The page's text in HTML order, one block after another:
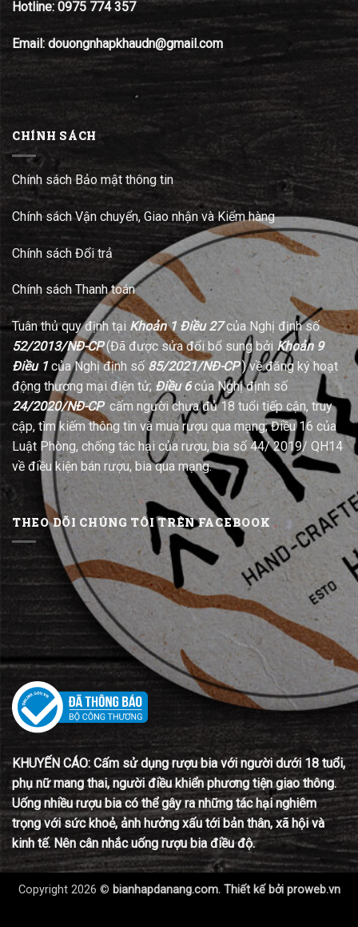
Hotline: 0975 774 357
Email: douongnhapkhaudn@gmail.com
CHÍNH SÁCH
Chính sách Bảo mật thông tin
Chính sách Vận chuyển, Giao nhận và Kiểm hàng
Chính sách Đổi trả
Chính sách Thanh toán
Tuân thủ quy định tại Khoản 1 Điều 27của Nghị định số
52/2013/NĐ-CP(Đã được sửa đổi bổ sung bởi Khoản 9
Điều 1của Nghị định số 85/2021/NĐ-CP) về đăng ký hoạt
động thương mại điện tử; Điều 6của Nghị định số
24/2020/NĐ-CPcấm người chưa đủ 18 tuổi tiếp cận, truy
cập, tìm kiếm thông tin và mua rượu qua mạng; Điều 16 của
Luật Phòng, chống tác hại của rượu, bia số 44/ 2019/ QH14
về điều kiện bán rượu, bia qua mạng.
THEO DÕI CHÚNG TÔI TRÊN FACEBOOK
KHUYẾN CÁO: Cấm sử dụng rượu bia với người dưới 18 tuổi,
phụ nữ mang thai, người điều khiển phương tiện giao thông.
Uống nhiều rượu bia có thể gây ra những tác hại nghiêm
trọng với sức khoẻ, ảnh hưởng xấu tới bản thân, xã hội và
kinh tế. Nên cân nhắc uống rượu bia điều độ.
Copyright 2026 © bianhapdanang.com. Thiết kế bởi proweb.vn